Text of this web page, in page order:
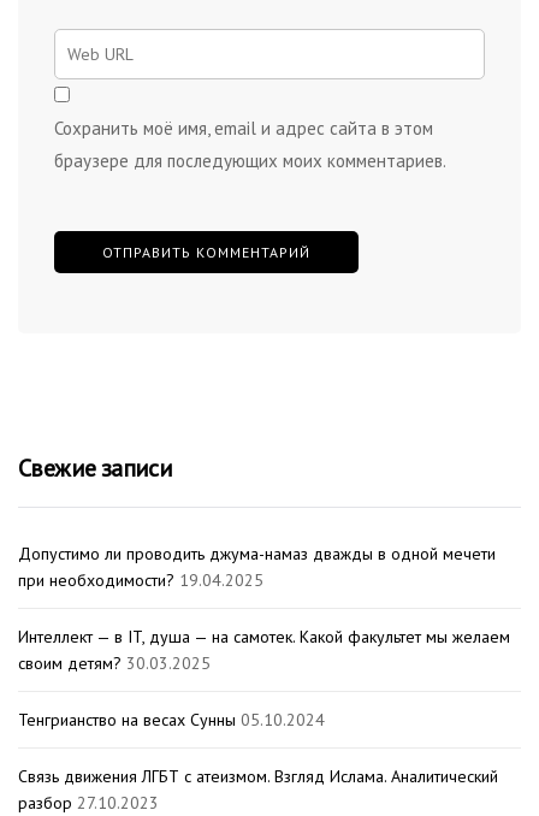
Сохранить моё имя, email и адрес сайта в этом
браузере для последующих моих комментариев.
Свежие записи
Допустимо ли проводить джума-намаз дважды в одной мечети
при необходимости? 19.04.2025
Интеллект — в IT, душа — на самотек. Какой факультет мы желаем
своим детям? 30.03.2025
Тенгрианство на весах Сунны 05.10.2024
Связь движения ЛГБТ с атеизмом. Взгляд Ислама. Аналитический
разбор 27.10.2023